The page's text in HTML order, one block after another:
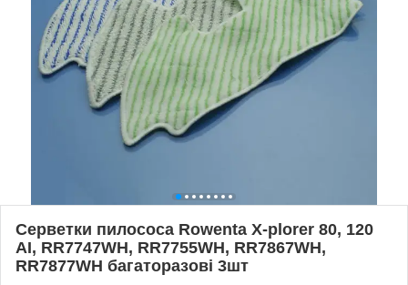
Серветки пилососа Rowenta X-plorer 80, 120
AI, RR7747WH, RR7755WH, RR7867WH,
RR7877WH багаторазові 3шт